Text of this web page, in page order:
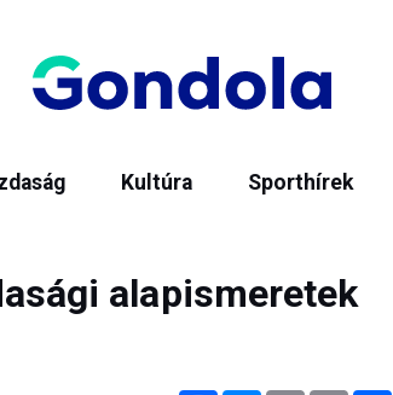
Kultúra Sporthírek
alapismeretek